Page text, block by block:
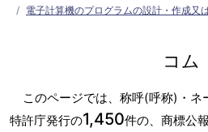
電子計算機のプログラムの設計・作成又
コム
このページでは、称呼(呼称)・ネ
特許庁発行の1,450件の、商標公